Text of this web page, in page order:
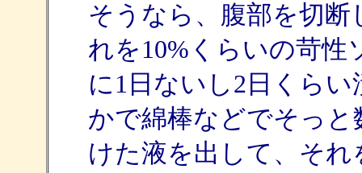
そうなら、腹部を切
れを10%くらいの苛性
に1日ないし2日くら
かで綿棒などでそっ
けた液を出して、そ